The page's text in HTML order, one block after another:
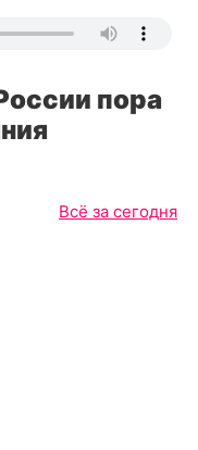
пора
Всё за сегодня